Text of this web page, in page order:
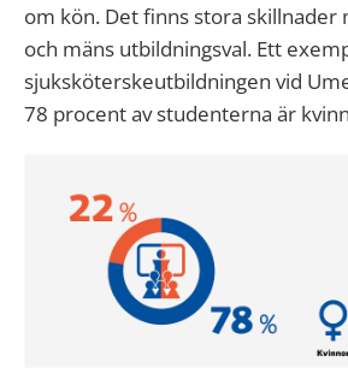
om kön. Det finns stora skillnader
och mäns utbildningsval. Ett
sjuksköterskeutbildningen vid
78 procent av studenterna är